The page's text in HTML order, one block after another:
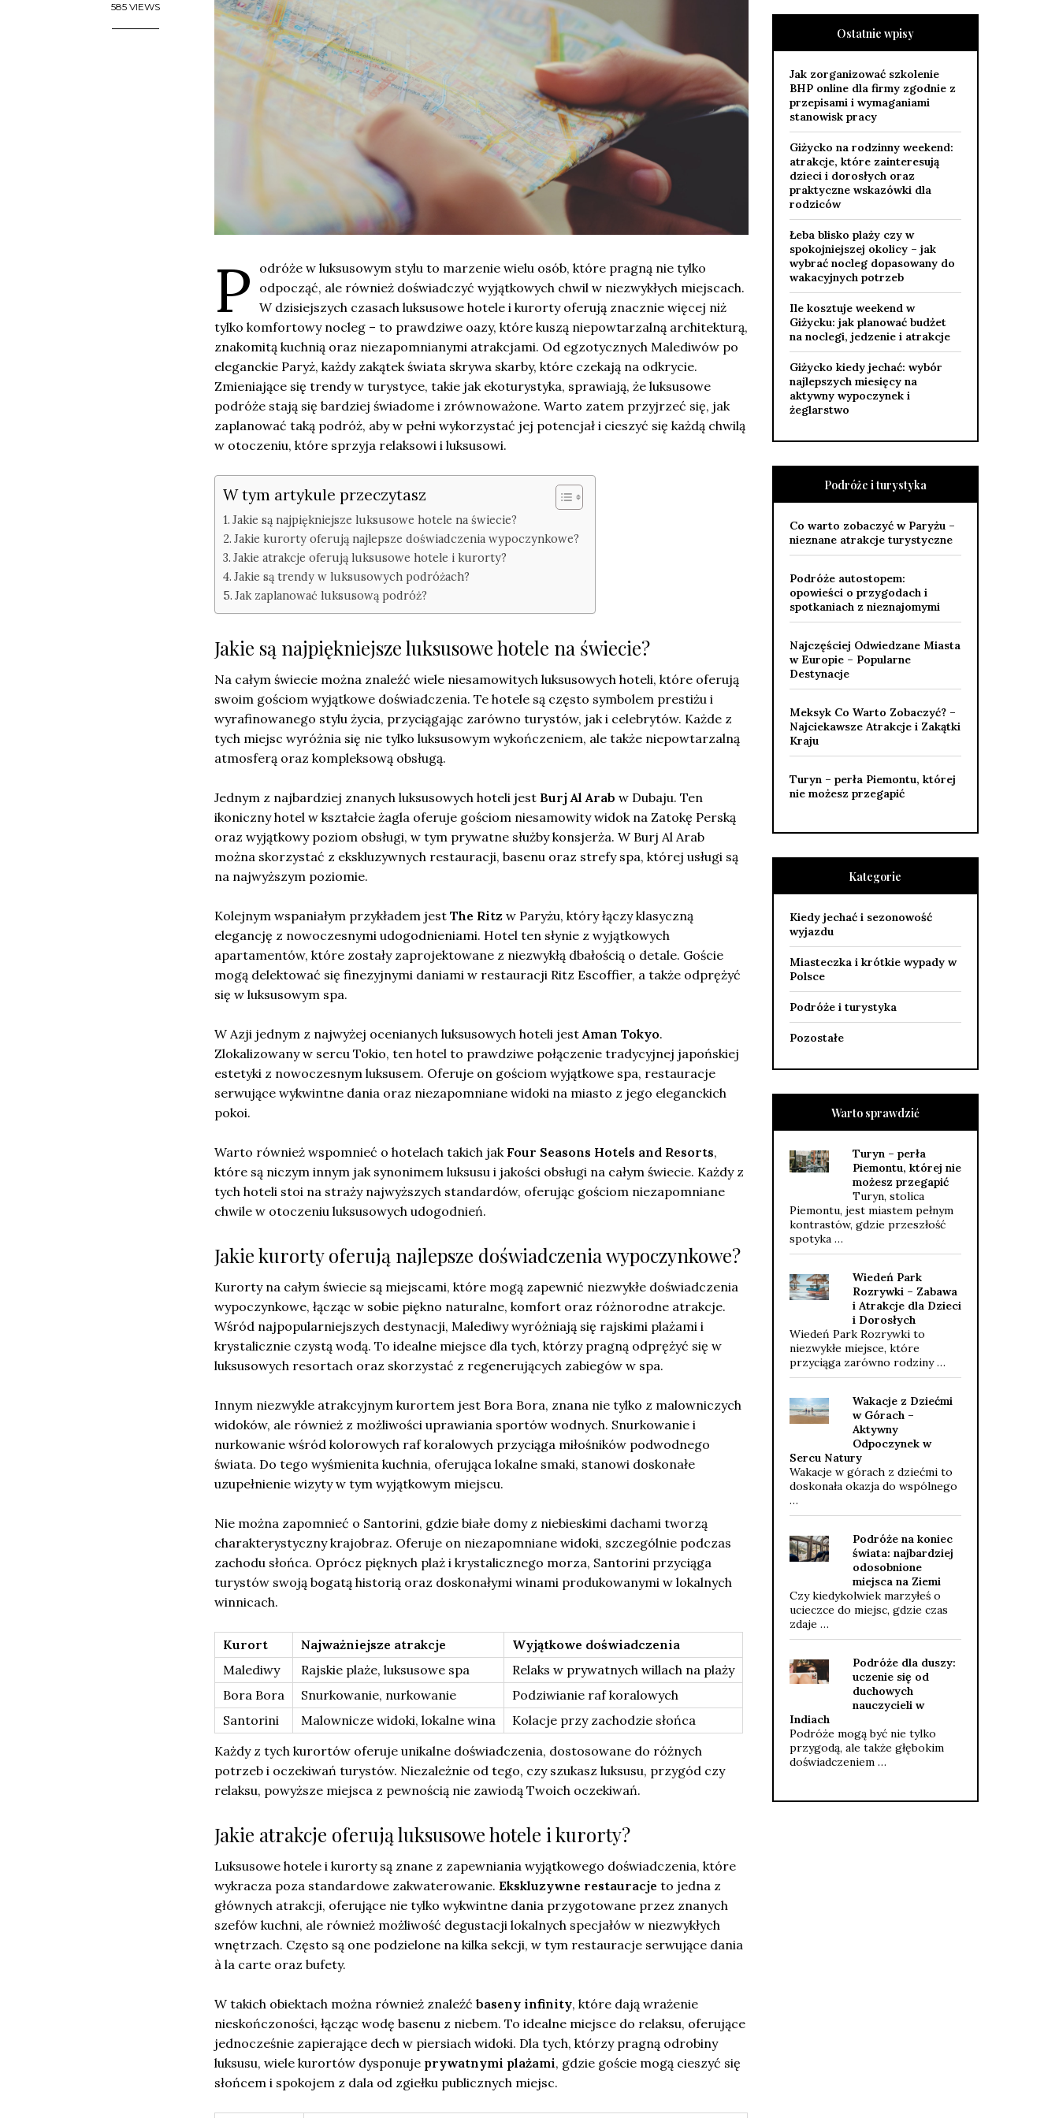
585 VIEWS
P
odróże w luksusowym stylu to marzenie wielu osób, które pragną nie tylko
odpocząć, ale również doświadczyć wyjątkowych chwil w niezwykłych miejscach.
W dzisiejszych czasach luksusowe hotele i kurorty oferują znacznie więcej niż
tylko komfortowy nocleg – to prawdziwe oazy, które kuszą niepowtarzalną architekturą,
znakomitą kuchnią oraz niezapomnianymi atrakcjami. Od egzotycznych Malediwów po
eleganckie Paryż, każdy zakątek świata skrywa skarby, które czekają na odkrycie.
Zmieniające się trendy w turystyce, takie jak ekoturystyka, sprawiają, że luksusowe
podróże stają się bardziej świadome i zrównoważone. Warto zatem przyjrzeć się, jak
zaplanować taką podróż, aby w pełni wykorzystać jej potencjał i cieszyć się każdą chwilą
w otoczeniu, które sprzyja relaksowi i luksusowi.
W tym artykule przeczytasz
Jakie są najpiękniejsze luksusowe hotele na świecie?
Jakie kurorty oferują najlepsze doświadczenia wypoczynkowe?
Jakie atrakcje oferują luksusowe hotele i kurorty?
Jakie są trendy w luksusowych podróżach?
Jak zaplanować luksusową podróż?
Jakie są najpiękniejsze luksusowe hotele na świecie?
Na całym świecie można znaleźć wiele niesamowitych luksusowych hoteli, które oferują
swoim gościom wyjątkowe doświadczenia. Te hotele są często symbolem prestiżu i
wyrafinowanego stylu życia, przyciągając zarówno turystów, jak i celebrytów. Każde z
tych miejsc wyróżnia się nie tylko luksusowym wykończeniem, ale także niepowtarzalną
atmosferą oraz kompleksową obsługą.
Jednym z najbardziej znanych luksusowych hoteli jest Burj Al Arab w Dubaju. Ten
ikoniczny hotel w kształcie żagla oferuje gościom niesamowity widok na Zatokę Perską
oraz wyjątkowy poziom obsługi, w tym prywatne służby konsjerża. W Burj Al Arab
można skorzystać z ekskluzywnych restauracji, basenu oraz strefy spa, której usługi są
na najwyższym poziomie.
Kolejnym wspaniałym przykładem jest The Ritz w Paryżu, który łączy klasyczną
elegancję z nowoczesnymi udogodnieniami. Hotel ten słynie z wyjątkowych
apartamentów, które zostały zaprojektowane z niezwykłą dbałością o detale. Goście
mogą delektować się finezyjnymi daniami w restauracji Ritz Escoffier, a także odprężyć
się w luksusowym spa.
W Azji jednym z najwyżej ocenianych luksusowych hoteli jest Aman Tokyo.
Zlokalizowany w sercu Tokio, ten hotel to prawdziwe połączenie tradycyjnej japońskiej
estetyki z nowoczesnym luksusem. Oferuje on gościom wyjątkowe spa, restauracje
serwujące wykwintne dania oraz niezapomniane widoki na miasto z jego eleganckich
pokoi.
Warto również wspomnieć o hotelach takich jak Four Seasons Hotels and Resorts,
które są niczym innym jak synonimem luksusu i jakości obsługi na całym świecie. Każdy z
tych hoteli stoi na straży najwyższych standardów, oferując gościom niezapomniane
chwile w otoczeniu luksusowych udogodnień.
Jakie kurorty oferują najlepsze doświadczenia wypoczynkowe?
Kurorty na całym świecie są miejscami, które mogą zapewnić niezwykłe doświadczenia
wypoczynkowe, łącząc w sobie piękno naturalne, komfort oraz różnorodne atrakcje.
Wśród najpopularniejszych destynacji, Malediwy wyróżniają się rajskimi plażami i
krystalicznie czystą wodą. To idealne miejsce dla tych, którzy pragną odprężyć się w
luksusowych resortach oraz skorzystać z regenerujących zabiegów w spa.
Innym niezwykle atrakcyjnym kurortem jest Bora Bora, znana nie tylko z malowniczych
widoków, ale również z możliwości uprawiania sportów wodnych. Snurkowanie i
nurkowanie wśród kolorowych raf koralowych przyciąga miłośników podwodnego
świata. Do tego wyśmienita kuchnia, oferująca lokalne smaki, stanowi doskonałe
uzupełnienie wizyty w tym wyjątkowym miejscu.
Nie można zapomnieć o Santorini, gdzie białe domy z niebieskimi dachami tworzą
charakterystyczny krajobraz. Oferuje on niezapomniane widoki, szczególnie podczas
zachodu słońca. Oprócz pięknych plaż i krystalicznego morza, Santorini przyciąga
turystów swoją bogatą historią oraz doskonałymi winami produkowanymi w lokalnych
winnicach.
Kurort Najważniejsze atrakcje
Wyjątkowe doświadczenia
Malediwy
Rajskie plaże, luksusowe spa
Relaks w prywatnych willach na plaży
Bora Bora
Snurkowanie, nurkowanie
Podziwianie raf koralowych
Santorini
Malownicze widoki, lokalne wina
Kolacje przy zachodzie słońca
Każdy z tych kurortów oferuje unikalne doświadczenia, dostosowane do różnych
potrzeb i oczekiwań turystów. Niezależnie od tego, czy szukasz luksusu, przygód czy
relaksu, powyższe miejsca z pewnością nie zawiodą Twoich oczekiwań.
Jakie atrakcje oferują luksusowe hotele i kurorty?
Luksusowe hotele i kurorty są znane z zapewniania wyjątkowego doświadczenia, które
wykracza poza standardowe zakwaterowanie. Ekskluzywne restauracje to jedna z
głównych atrakcji, oferujące nie tylko wykwintne dania przygotowane przez znanych
szefów kuchni, ale również możliwość degustacji lokalnych specjałów w niezwykłych
wnętrzach. Często są one podzielone na kilka sekcji, w tym restauracje serwujące dania
à la carte oraz bufety.
W takich obiektach można również znaleźć baseny infinity, które dają wrażenie
nieskończoności, łącząc wodę basenu z niebem. To idealne miejsce do relaksu, oferujące
jednocześnie zapierające dech w piersiach widoki. Dla tych, którzy pragną odrobiny
luksusu, wiele kurortów dysponuje prywatnymi plażami, gdzie goście mogą cieszyć się
słońcem i spokojem z dala od zgiełku publicznych miejsc.
Ostatnie wpisy
Jak zorganizować szkolenie
BHP online dla firmy zgodnie z
przepisami i wymaganiami
stanowisk pracy
Giżycko na rodzinny weekend:
atrakcje, które zainteresują
dzieci i dorosłych oraz
praktyczne wskazówki dla
rodziców
Łeba blisko plaży czy w
spokojniejszej okolicy – jak
wybrać nocleg dopasowany do
wakacyjnych potrzeb
Ile kosztuje weekend w
Giżycku: jak planować budżet
na noclegi, jedzenie i atrakcje
Giżycko kiedy jechać: wybór
najlepszych miesięcy na
aktywny wypoczynek i
żeglarstwo
Podróże i turystyka
Co warto zobaczyć w Paryżu –
nieznane atrakcje turystyczne
Podróże autostopem:
opowieści o przygodach i
spotkaniach z nieznajomymi
Najczęściej Odwiedzane Miasta
w Europie – Popularne
Destynacje
Meksyk Co Warto Zobaczyć? –
Najciekawsze Atrakcje i Zakątki
Kraju
Turyn – perła Piemontu, której
nie możesz przegapić
Kategorie
Kiedy jechać i sezonowość
wyjazdu
Miasteczka i krótkie wypady w
Polsce
Podróże i turystyka
Pozostałe
Warto sprawdzić
Turyn – perła
Piemontu, której nie
możesz przegapić
Turyn, stolica
Piemontu, jest miastem pełnym
kontrastów, gdzie przeszłość
spotyka …
Wiedeń Park
Rozrywki – Zabawa
i Atrakcje dla Dzieci
i Dorosłych
Wiedeń Park Rozrywki to
niezwykłe miejsce, które
przyciąga zarówno rodziny …
Wakacje z Dziećmi
w Górach –
Aktywny
Odpoczynek w
Sercu Natury
Wakacje w górach z dziećmi to
doskonała okazja do wspólnego
…
Podróże na koniec
świata: najbardziej
odosobnione
miejsca na Ziemi
Czy kiedykolwiek marzyłeś o
ucieczce do miejsc, gdzie czas
zdaje …
Podróże dla duszy:
uczenie się od
duchowych
nauczycieli w
Indiach
Podróże mogą być nie tylko
przygodą, ale także głębokim
doświadczeniem …